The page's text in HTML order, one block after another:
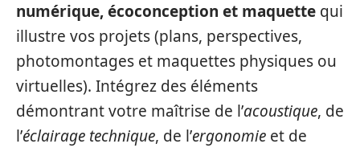
numérique, écoconception et maquette qui
illustre vos projets (plans, perspectives,
photomontages et maquettes physiques ou
virtuelles). Intégrez des éléments
démontrant votre maîtrise de l’acoustique, de
l’éclairage technique, de l’ergonomie et de